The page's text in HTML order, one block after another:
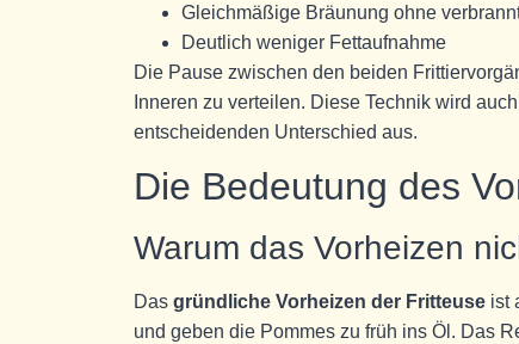
Gleichmäßige Bräunung ohne
Deutlich weniger Fettaufnahme
Die Pause zwischen den beiden
Inneren zu verteilen. Diese Technik wird
entscheidenden Unterschied aus.
Die Bedeutung des
Warum das Vorheizen
Das gründliche Vorheizen der Fritteuse ist
und geben die Pommes zu früh ins Öl. Das